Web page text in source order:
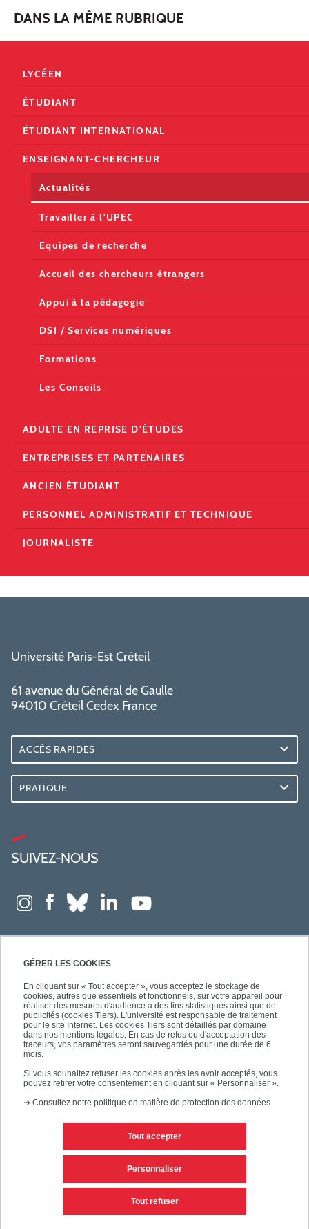
GÉRER LES COOKIES
En cliquant sur « Tout accepter », vous acceptez le stockage de
cookies, autres que essentiels et fonctionnels, sur votre appareil pour
réaliser des mesures d'audience à des fins statistiques ainsi que de
publicités (cookies Tiers). L'université est responsable de traitement
pour le site Internet. Les cookies Tiers sont détaillés par domaine
dans nos mentions légales. En cas de refus ou d'acceptation des
traceurs, vos paramètres seront sauvegardés pour une durée de 6
mois.
Si vous souhaitez refuser les cookies après les avoir acceptés, vous
pouvez retirer votre consentement en cliquant sur « Personnaliser ».
➜ Consultez notre politique en matière de protection des données.
Tout accepter
Tout refuser
Personnaliser
DANS LA MÊME RUBRIQUE
LYCÉEN
ÉTUDIANT
ÉTUDIANT INTERNATIONAL
ENSEIGNANT-CHERCHEUR
Actualités
Travailler à l'UPEC
Equipes de recherche
Accueil des chercheurs étrangers
Appui à la pédagogie
DSI / Services numériques
Formations
Les Conseils
ADULTE EN REPRISE D'ÉTUDES
ENTREPRISES ET PARTENAIRES
ANCIEN ÉTUDIANT
PERSONNEL ADMINISTRATIF ET TECHNIQUE
JOURNALISTE
Université Paris-Est Créteil
61 avenue du Général de Gaulle
94010 Créteil Cedex France
ACCÈS RAPIDES
PRATIQUE
SUIVEZ-NOUS
Mentions légales
Personnaliser les cookies Plan du site